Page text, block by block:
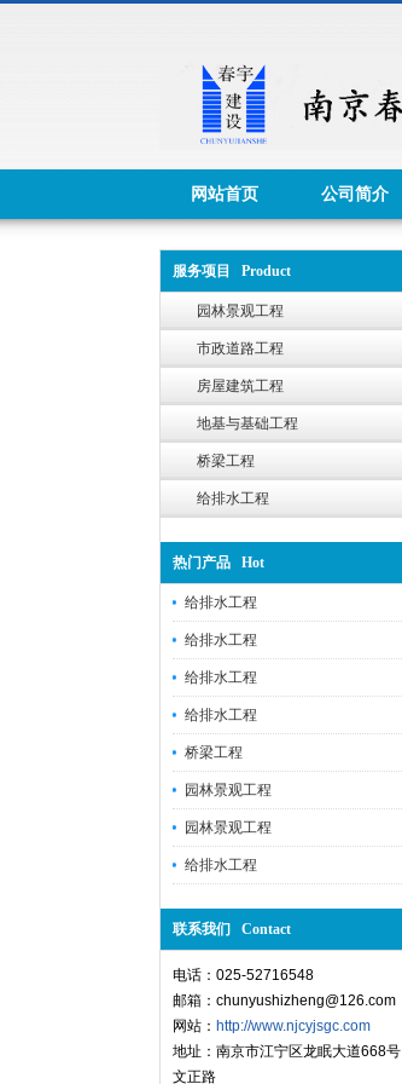
网站首页 公司简介
服务项目 Product
园林景观工程
市政道路工程
房屋建筑工程
地基与基础工程
桥梁工程
给排水工程
热门产品 Hot
给排水工程
给排水工程
给排水工程
给排水工程
桥梁工程
园林景观工程
园林景观工程
给排水工程
联系我们 Contact
电话：025-52716548
邮箱：chunyushizheng@126.com
网站： http://www.njcyjsgc.com
地址：南京市江宁区龙眠大道668号
文正路